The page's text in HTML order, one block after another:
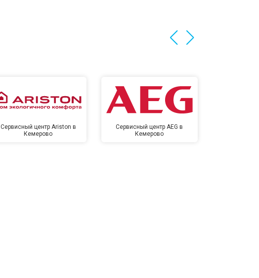
Сервисный центр Ariston в
Кемерово
Сервисный центр AEG в
Кемерово